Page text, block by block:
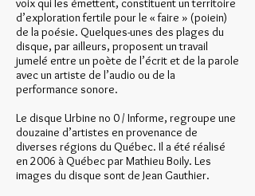
voix qui les émettent, constituent un territoire
d’exploration fertile pour le « faire » (poiein)
de la poésie. Quelques-unes des plages du
disque, par ailleurs, proposent un travail
jumelé entre un poète de l’écrit et de la parole
avec un artiste de l’audio ou de la
performance sonore.
Le disque Urbine no 0 / Informe, regroupe une
douzaine d’artistes en provenance de
diverses régions du Québec. Il a été réalisé
en 2006 à Québec par Mathieu Boily. Les
images du disque sont de Jean Gauthier.